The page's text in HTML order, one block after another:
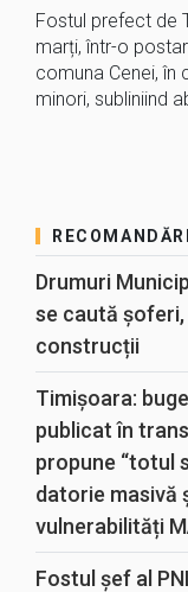
Fostul prefect de
marți, într-o
comuna Cenei,
minori, subliniind
Drumuri
se caută
construcții
Timișoara:
publicat în
propune “totul
datorie masivă
vulnerabilități
Fostul șef al